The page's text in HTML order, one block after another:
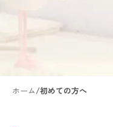
ホーム/初めての方へ